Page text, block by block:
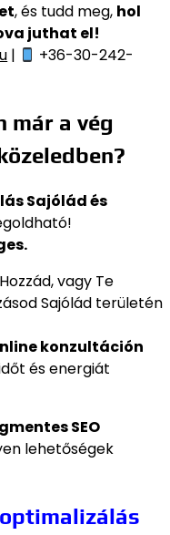
, és tudd meg, hol
juthat el!
|
+36-30-242-
már a vég
Sajólád és
vagy Te
Sajólád területén
konzultáción
és energiát
SEO
lehetőségek